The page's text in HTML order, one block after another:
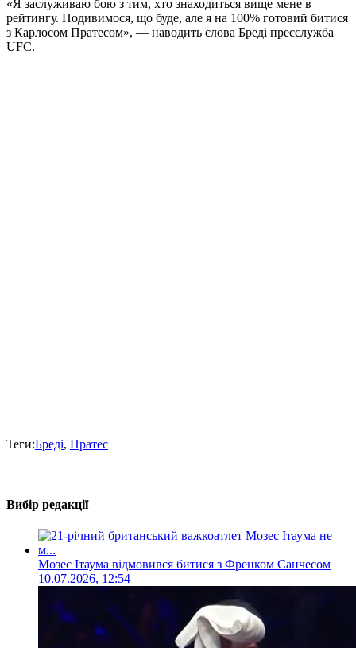
«Я заслуживаю бою з тим, хто знаходиться вище мене в
рейтингу. Подивимося, що буде, але я на 100% готовий битися
з Карлосом Пратесом», — наводить слова Бреді пресслужба
UFC.
Теги:Бреді, Пратес
Вибір редакції
Мозес Ітаума відмовився битися з Френком Санчесом
10.07.2026, 12:54